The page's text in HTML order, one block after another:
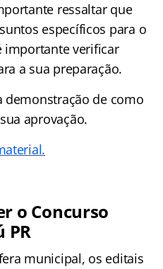
ressaltar que
específicos para o
importante verificar
a sua preparação.
demonstração de como
aprovação.
o Concurso
PR
municipal, os editais